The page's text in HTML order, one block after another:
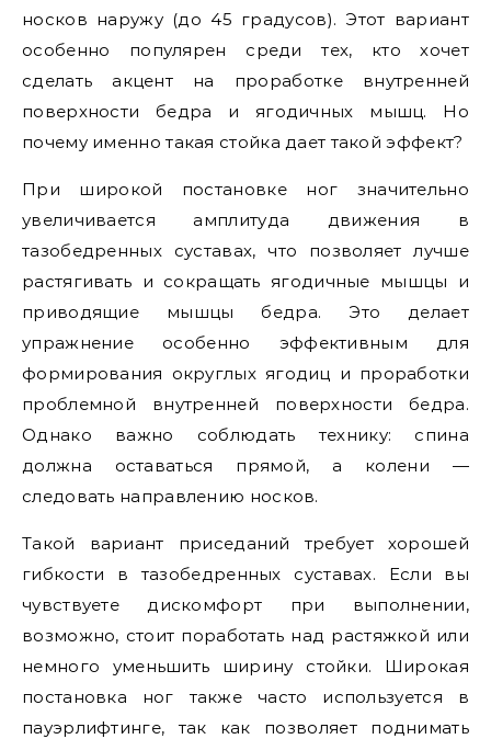
носков наружу (до 45 градусов). Этот вариант
особенно популярен среди тех, кто хочет
сделать акцент на проработке внутренней
поверхности бедра и ягодичных мышц. Но
почему именно такая стойка дает такой эффект?
При широкой постановке ног значительно
увеличивается амплитуда движения в
тазобедренных суставах, что позволяет лучше
растягивать и сокращать ягодичные мышцы и
приводящие мышцы бедра. Это делает
упражнение особенно эффективным для
формирования округлых ягодиц и проработки
проблемной внутренней поверхности бедра.
Однако важно соблюдать технику: спина
должна оставаться прямой, а колени —
следовать направлению носков.
Такой вариант приседаний требует хорошей
гибкости в тазобедренных суставах. Если вы
чувствуете дискомфорт при выполнении,
возможно, стоит поработать над растяжкой или
немного уменьшить ширину стойки. Широкая
постановка ног также часто используется в
пауэрлифтинге, так как позволяет поднимать